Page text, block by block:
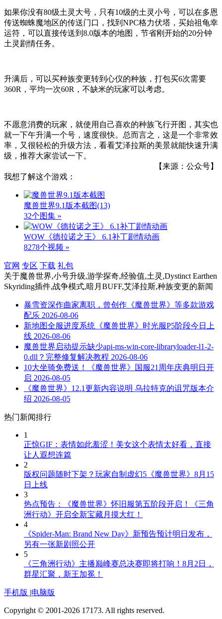
如果你没有80级土灵大号，只有10级的土灵小号，可以在多恩
传送蜘蛛魔地区的传送门口，找到NPC格力伏塔，买始祖龟幸
运符，可以直接传送到8.0版本的地图，节省刚开始的20分钟
土灵剧情任务。
升满后，可以买种族变更转到心仪的种族，打包买6次需要
360R，平均一次60R，不缺米的玩家可以考虑。
不愿意消费的玩家，就使用自己喜欢的种族飞行开图，其实也
就一下午升满一个号，速度很快。总而言之，这是一个非常效
率，又很轻松的升级方法，看看艾泽拉斯的美景就能快速升满
级，推荐大家尝试一下。
【来源：公众号】
我想了解这个游戏：
魔兽世界9.1版本截图(13)
32个图集 »
WOW《德拉诺之王》 6.1补丁剧情动画
8278个视频 »
官网 专区 下载 礼包
关于魔兽世界,小号升级,游学探奇,经验值,土灵,Dystinct Earthen
Skyriding插件,战争模式,暗月BUFF,艾泽拉斯,种族变更的新闻
暴雪资深作曲家离职，曾创作《魔兽世界》等多款游戏
配乐 2026-08-06
新地图全服进度系统《魔兽世界》时光服P5阶段今日上
线 2026-08-06
魔兽世界启动提示缺少api-ms-win-core-libraryloader-l1-2-
0.dll？完整修复解决教程 2026-08-06
10大坐骑免费送！《魔兽世界》国服21周年庆典明日开
启 2026-08-05
《魔兽世界》12.1更新内容说明 乌拉特克的诅咒版本介
绍 2026-08-05
热门新闻排行
1
正惊GIF：表情如此羞涩！美女这个表情太好看，直接
让人遐想连篇
2
版权问题随时下架？玩家自制虚幻5《魔兽世界》8月15
日上线
3
热点预告：《魔兽世界》怀旧服第五阶段开启！《三角
洲行动》开启全新宝藏月摸大红！
4
《Spider-Man: Brand New Day》新预告预计明日发布，
另有一张新剧照公开
5
《三角洲行动》主播巅峰赛总决赛即将打响！8月2日，
群星汇聚，新王加冕！
手机版 |电脑版
Copyright © 2001-2026 17173. All rights reserved.